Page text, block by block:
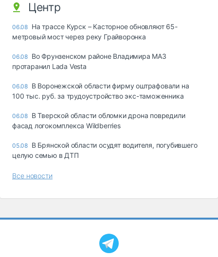
Центр
06.08 На трассе Курск – Касторное обновляют 65-
метровый мост через реку Грайворонка
06.08 Во Фрунзенском районе Владимира МАЗ
протаранил Lada Vesta
06.08 В Воронежской области фирму оштрафовали на
100 тыс. руб. за трудоустройство экс-таможенника
06.08 В Тверской области обломки дрона повредили
фасад логокомплекса Wildberries
05.08 В Брянской области осудят водителя, погубившего
целую семью в ДТП
Все новости